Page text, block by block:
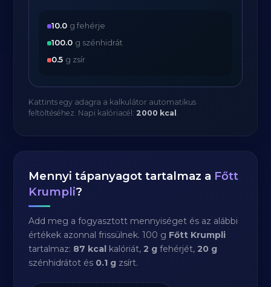
10.0 g fehérje
100.0 g szénhidrát
0.5 g zsír
Kattints egy adagra a kalkulátor automatikus
feltöltéséhez. Napi kalóriacél: 2000 kcal .
Mennyi tápanyagot tartalmaz a Főtt
Krumpli?
Add meg a fogyasztott mennyiséget és az alábbi
értékek azonnal frissülnek. 100 g Főtt Krumpli
tartalmaz: 87 kcal kalóriát,2 g fehérjét,20 g
szénhidrátot és 0.1 g zsírt.